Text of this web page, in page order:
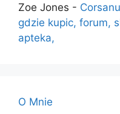
Zoe Jones -
gdzie kupic, forum,
apteka,
O Mnie